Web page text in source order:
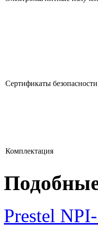
Сертификаты безопасности
Комплектация
Prestel